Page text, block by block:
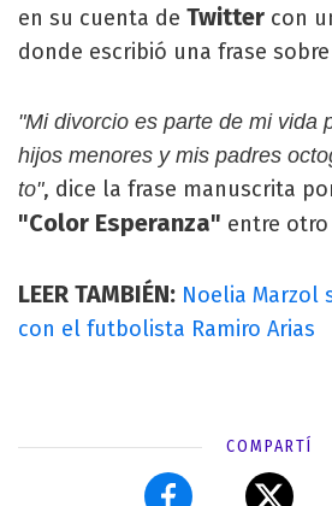
en su cuenta de Twitter con
donde escribió una frase
"Mi divorcio es parte de mi vida
hijos menores y mis padres
to", dice la frase manuscrita
"Color Esperanza" entre
LEER TAMBIÉN: Noelia Marzol
con el futbolista Ramiro Arias
COMPARTÍ